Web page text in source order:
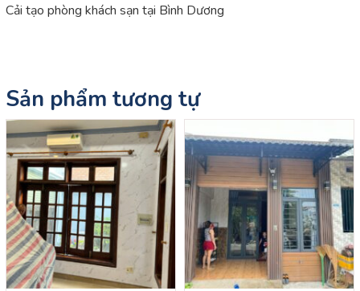
Cải tạo phòng khách sạn tại Bình Dương
Sản phẩm tương tự